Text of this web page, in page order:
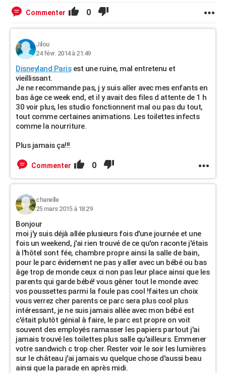
Commenter 0
Jilou
24 févr. 2014 à 21:49
Disneyland Parisest une ruine, mal entretenu et
vieillissant.
Je ne recommande pas, j y suis aller avec mes enfants en
bas âge ce week end, et il y avait des files d attente de 1 h
30 voir plus, les studio fonctionnent mal ou pas du tout,
tout comme certaines animations. Les toilettes infects
comme la nourriture.
Plus jamais ça!!!
Commenter 0
chanelle
25 mars 2015 à 18:29
Bonjour
moi j'y suis déjà allée plusieurs fois d'une journée et une
fois un weekend, j'ai rien trouvé de ce qu'on raconte j'étais
à l'hôtel sont fée, chambre propre ainsi la salle de bain,
pour le parc évidement ne pas y aller avec un bébé ou bas
âge trop de monde ceux ci non pas leur place ainsi que les
parents qui garde bébé! vous gêner tout le monde avec
vos poussettes parmi la foule pas cool !faites un choix
vous verrez cher parents ce parc sera plus cool plus
intéressant, je ne suis jamais allée avec mon bébé est
c'était plutôt génial à faire, le parc est propre on voit
souvent des employés ramasser les papiers partout j'ai
jamais trouvé les toilettes plus salle qu'ailleurs. Emmener
votre sandwich c trop cher. Rester voir le soir les lumières
sur le château j'ai jamais vu quelque chose d'aussi beau
ainsi que la parade en après midi.